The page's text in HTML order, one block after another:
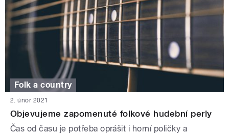
Folk a country
2. únor 2021
Objevujeme zapomenuté folkové hudební perly
Čas od času je potřeba oprášit i horní poličky a